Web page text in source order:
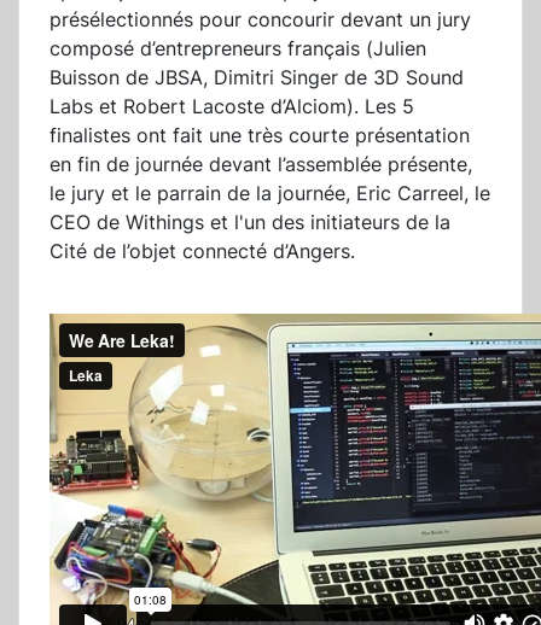
présélectionnés pour concourir devant un jury
composé d’entrepreneurs français (Julien
Buisson de JBSA, Dimitri Singer de 3D Sound
Labs et Robert Lacoste d’Alciom). Les 5
finalistes ont fait une très courte présentation
en fin de journée devant l’assemblée présente,
le jury et le parrain de la journée, Eric Carreel, le
CEO de Withings et l'un des initiateurs de la
Cité de l’objet connecté d’Angers.